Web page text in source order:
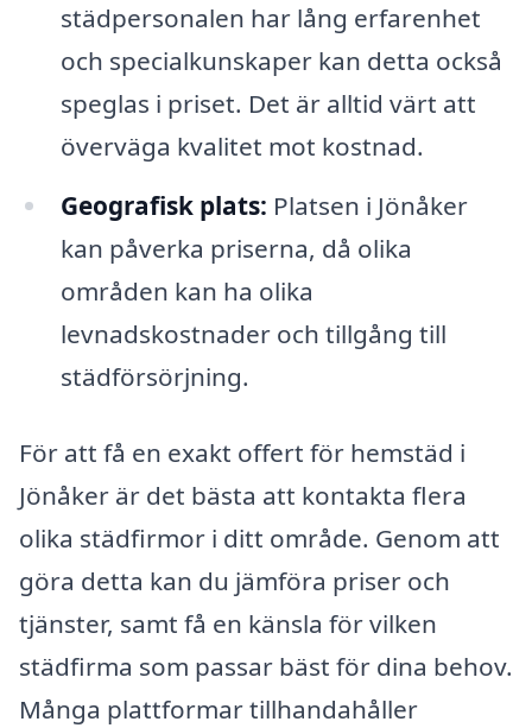
städpersonalen har lång erfarenhet
och specialkunskaper kan detta också
speglas i priset. Det är alltid värt att
överväga kvalitet mot kostnad.
Geografisk plats: Platsen i Jönåker
kan påverka priserna, då olika
områden kan ha olika
levnadskostnader och tillgång till
städförsörjning.
För att få en exakt offert för hemstäd i
Jönåker är det bästa att kontakta flera
olika städfirmor i ditt område. Genom att
göra detta kan du jämföra priser och
tjänster, samt få en känsla för vilken
städfirma som passar bäst för dina behov.
Många plattformar tillhandahåller